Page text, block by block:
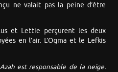
ne valait pas la peine d’être
et Lettie perçurent les deux
en l’air. L’Ogma et le Lefkis
est responsable de la neige.